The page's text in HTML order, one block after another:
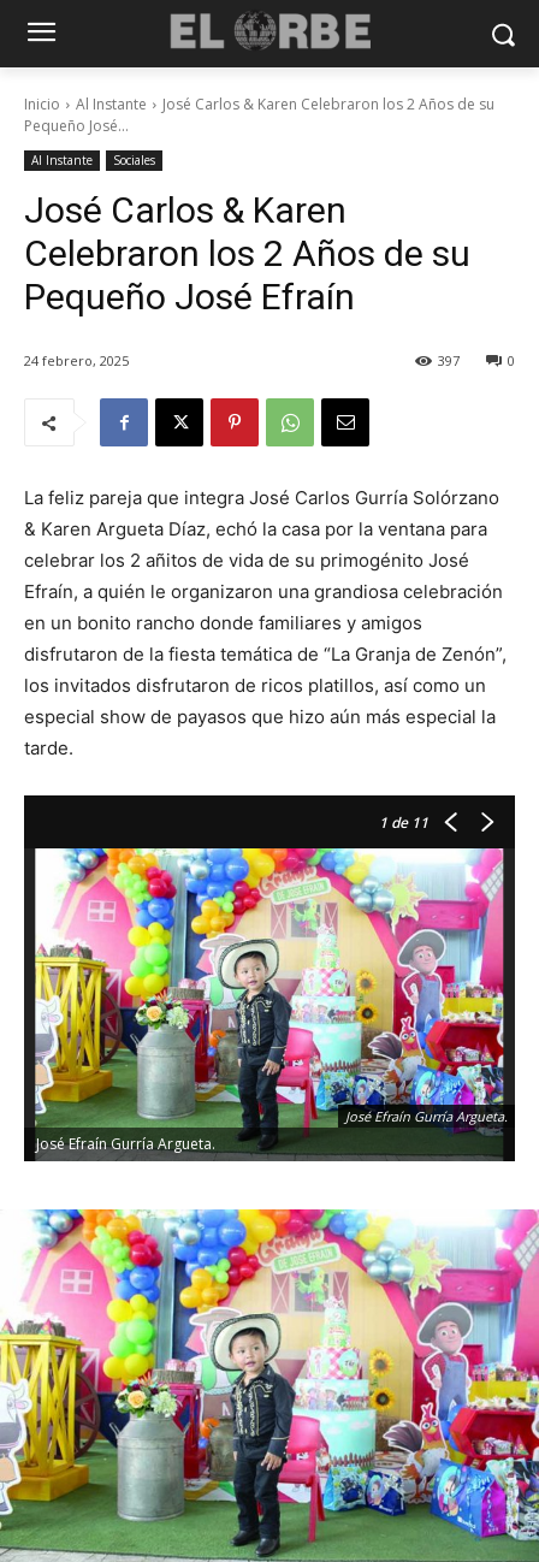
Inicio Al Instante
José Carlos & Karen Celebraron los 2 Años de su
Pequeño José...
Al Instante Sociales
José Carlos & Karen
Celebraron los 2 Años de su
Pequeño José Efraín
24 febrero, 2025 0
397
La feliz pareja que integra José Carlos Gurría Solórzano
& Karen Argueta Díaz, echó la casa por la ventana para
celebrar los 2 añitos de vida de su primogénito José
Efraín, a quién le organizaron una grandiosa celebración
en un bonito rancho donde familiares y amigos
disfrutaron de la fiesta temática de “La Granja de Zenón”,
los invitados disfrutaron de ricos platillos, así como un
especial show de payasos que hizo aún más especial la
tarde.
1 de 11
José Efraín Gurría Argueta.
José Efraín Gurría Argueta.